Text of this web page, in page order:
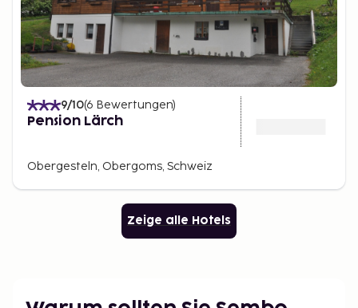
9/10(6 Bewertungen)
Pension Lärch
Obergesteln, Obergoms, Schweiz
Zeige alle Hotels